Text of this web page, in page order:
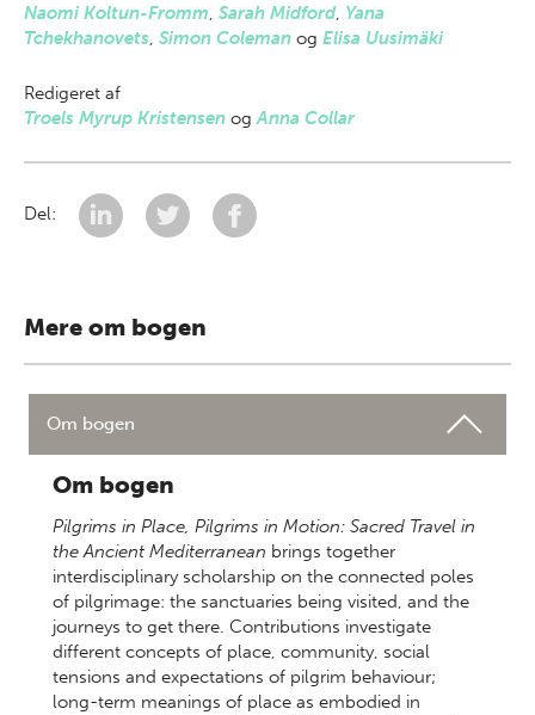
Naomi Koltun-Fromm, Sarah Midford, Yana
Tchekhanovets, Simon Coleman og Elisa Uusimäki
Redigeret af
Troels Myrup Kristensen ogAnna Collar
Del:
Mere om bogen
Om bogen
Om bogen
Pilgrims in Place, Pilgrims in Motion: Sacred Travel in
the Ancient Mediterranean brings together
interdisciplinary scholarship on the connected poles
of pilgrimage: the sanctuaries being visited, and the
journeys to get there. Contributions investigate
different concepts of place, community, social
tensions and expectations of pilgrim behaviour;
long-term meanings of place as embodied in